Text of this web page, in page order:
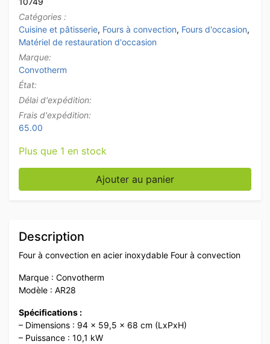
Catégories :
Cuisine et pâtisserie, Fours à convection, Fours d'occasion,
Matériel de restauration d'occasion
Marque:
Convotherm
État:
Délai d'expédition:
Frais d'expédition:
65.00
Plus que 1 en stock
quantité de Four à convection Convotherm en acier
Ajouter au panier
Description
Four à convection en acier inoxydable Four à convection
Marque : Convotherm
Modèle : AR28
Spécifications :
– Dimensions : 94 x 59,5 x 68 cm (LxPxH)
– Puissance : 10,1 kW